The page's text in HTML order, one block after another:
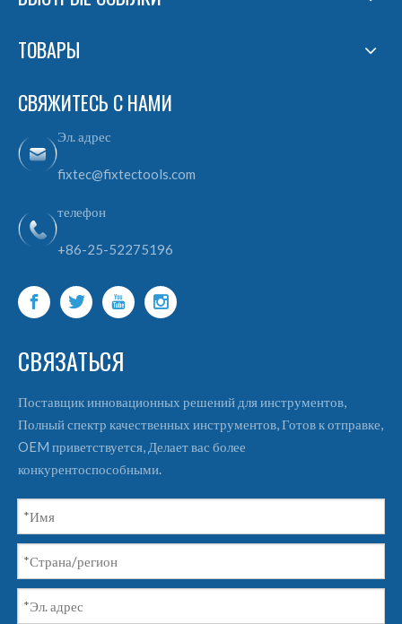
ТОВАРЫ
СВЯЖИТЕСЬ С НАМИ
Эл. адрес
fixtec@fixtectools.com
телефон
+86-25-52275196
СВЯЗАТЬСЯ
Поставщик инновационных решений для инструментов,
Полный спектр качественных инструментов, Готов к отправке,
OEM приветствуется, Делает вас более
конкурентоспособными.